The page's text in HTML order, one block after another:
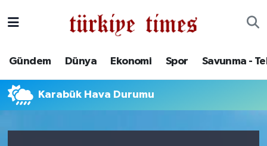
Gündem Dünya Ekonomi Spor Savunma -
Karabük Hava Durumu